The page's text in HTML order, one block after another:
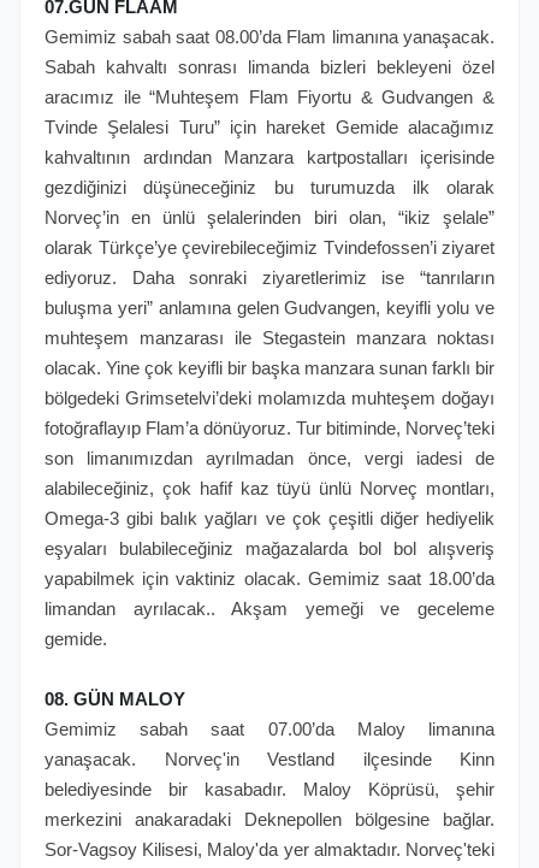
07.GÜN FLAAM
Gemimiz sabah saat 08.00’da Flam limanına yanaşacak.
Sabah kahvaltı sonrası limanda bizleri bekleyeni özel
aracımız ile “Muhteşem Flam Fiyortu & Gudvangen &
Tvinde Şelalesi Turu” için hareket Gemide alacağımız
kahvaltının ardından Manzara kartpostalları içerisinde
gezdiğinizi düşüneceğiniz bu turumuzda ilk olarak
Norveç’in en ünlü şelalerinden biri olan, “ikiz şelale”
olarak Türkçe’ye çevirebileceğimiz Tvindefossen’i ziyaret
ediyoruz. Daha sonraki ziyaretlerimiz ise “tanrıların
buluşma yeri” anlamına gelen Gudvangen, keyifli yolu ve
muhteşem manzarası ile Stegastein manzara noktası
olacak. Yine çok keyifli bir başka manzara sunan farklı bir
bölgedeki Grimsetelvi’deki molamızda muhteşem doğayı
fotoğraflayıp Flam’a dönüyoruz. Tur bitiminde, Norveç’teki
son limanımızdan ayrılmadan önce, vergi iadesi de
alabileceğiniz, çok hafif kaz tüyü ünlü Norveç montları,
Omega-3 gibi balık yağları ve çok çeşitli diğer hediyelik
eşyaları bulabileceğiniz mağazalarda bol bol alışveriş
yapabilmek için vaktiniz olacak. Gemimiz saat 18.00’da
limandan ayrılacak.. Akşam yemeği ve geceleme
gemide.
08. GÜN MALOY
Gemimiz sabah saat 07.00’da Maloy limanına
yanaşacak. Norveç'in Vestland ilçesinde Kinn
belediyesinde bir kasabadır. Maloy Köprüsü, şehir
merkezini anakaradaki Deknepollen bölgesine bağlar.
Sor-Vagsoy Kilisesi, Maloy'da yer almaktadır. Norveç'teki